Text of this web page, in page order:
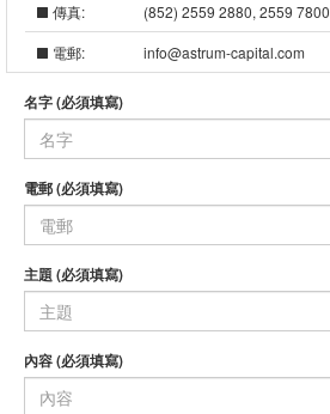
傳真:
(852) 2559 2880, 2559 7800
電郵:
info@astrum-capital.com
名字 (必須填寫)
電郵 (必須填寫)
主題 (必須填寫)
內容 (必須填寫)